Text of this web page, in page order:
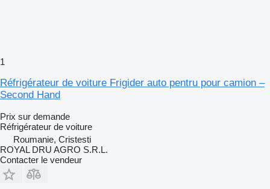
1
Réfrigérateur de voiture Frigider auto pentru pour camion –
Second Hand
Prix sur demande
Réfrigérateur de voiture
Roumanie, Cristesti
ROYAL DRU AGRO S.R.L.
Contacter le vendeur